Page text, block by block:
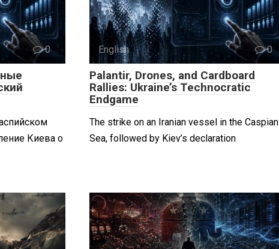
0
Киева о
English 0
Palantir, Drones, and Cardboard
Rallies: Ukraine’s Technocratic
Endgame
The strike on an Iranian vessel in the Caspian
Sea, followed by Kiev’s declaration